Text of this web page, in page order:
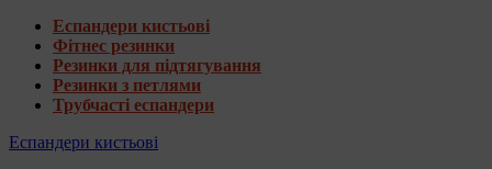
Еспандери кистьові
Фітнес резинки
Резинки для підтягування
Резинки з петлями
Трубчасті еспандери
Еспандери кистьові